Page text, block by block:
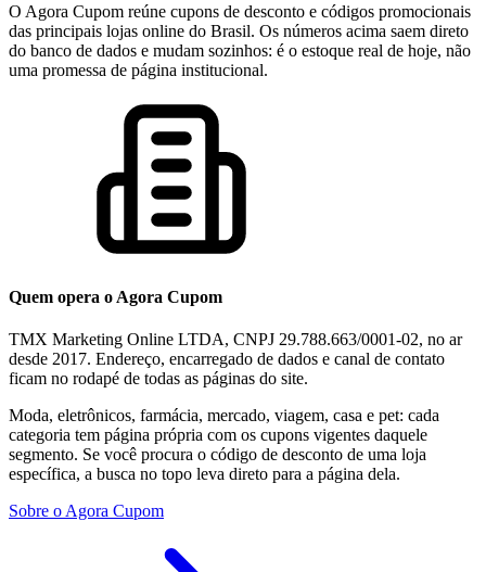
O Agora Cupom reúne cupons de desconto e códigos promocionais
das principais lojas online do Brasil. Os números acima saem direto
do banco de dados e mudam sozinhos: é o estoque real de hoje, não
uma promessa de página institucional.
Quem opera o Agora Cupom
TMX Marketing Online LTDA, CNPJ 29.788.663/0001-02, no ar
desde 2017. Endereço, encarregado de dados e canal de contato
ficam no rodapé de todas as páginas do site.
Moda, eletrônicos, farmácia, mercado, viagem, casa e pet: cada
categoria tem página própria com os cupons vigentes daquele
segmento. Se você procura o código de desconto de uma loja
específica, a busca no topo leva direto para a página dela.
Sobre o Agora Cupom